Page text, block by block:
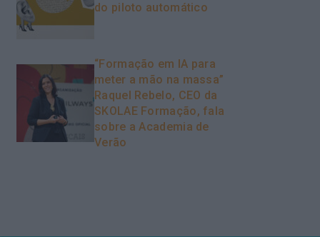
do piloto automático
“Formação em IA para
meter a mão na massa”
Raquel Rebelo, CEO da
SKOLAE Formação, fala
sobre a Academia de
Verão